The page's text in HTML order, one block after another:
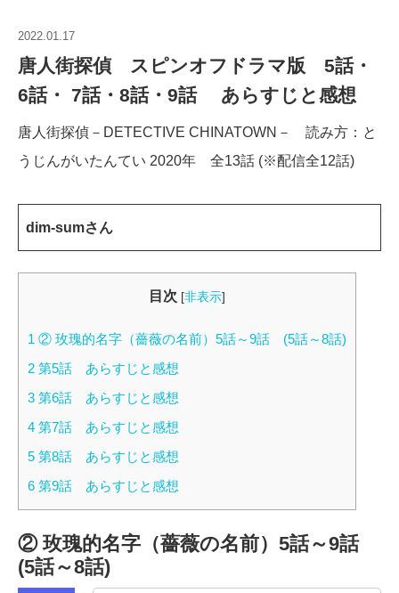
2022.01.17
唐人街探偵 スピンオフドラマ版 5話・
6話・ 7話・8話・9話 あらすじと感想
唐人街探偵－DETECTIVE CHINATOWN－ 読み方：と
うじんがいたんてい 2020年 全13話 (※配信全12話)
dim-sumさん
目次 [非表示]
1 ② 玫瑰的名字（薔薇の名前）5話～9話 (5話～8話)
2 第5話 あらすじと感想
3 第6話 あらすじと感想
4 第7話 あらすじと感想
5 第8話 あらすじと感想
6 第9話 あらすじと感想
② 玫瑰的名字（薔薇の名前）5話～9話
(5話～8話)